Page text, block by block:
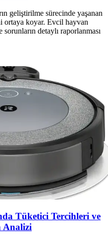
geliştirilme sürecinde yaşanan
ortaya koyar. Evcil hayvan
detaylı raporlanması
Tüketici Tercihleri ve
Analizi